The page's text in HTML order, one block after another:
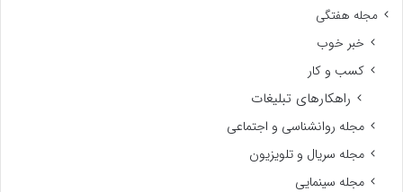
مجله هفتگی
خبر خوب
کسب و کار
راهکارهای تبلیغات
مجله روانشناسی و اجتماعی
مجله سریال و تلویزیون
مجله سینمایی